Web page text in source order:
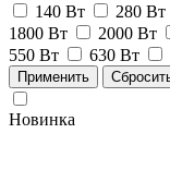
140 Вт
280 Вт
1800 Вт
2000 Вт
550 Вт
630 Вт
Новинка